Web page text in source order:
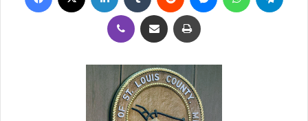
Viber Compartir por correo electrónicoImprimir